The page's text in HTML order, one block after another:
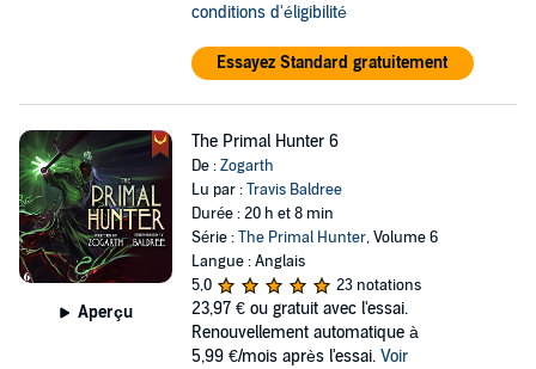
conditions d'éligibilité
Essayez Standard gratuitement
Aperçu
The Primal Hunter 6
De :Zogarth
Lu par :Travis Baldree
Durée : 20 h et 8 min
Série :The Primal Hunter, Volume 6
Langue : Anglais
5,0
23 notations
23,97 € ou gratuit avec l'essai.
Renouvellement automatique à
5,99 €/mois après l'essai. Voir